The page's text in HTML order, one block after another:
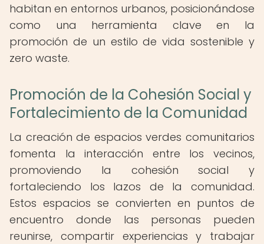
habitan en entornos urbanos, posicionándose
como una herramienta clave en la
promoción de un estilo de vida sostenible y
zero waste.
Promoción de la Cohesión Social y
Fortalecimiento de la Comunidad
La creación de espacios verdes comunitarios
fomenta la interacción entre los vecinos,
promoviendo la cohesión social y
fortaleciendo los lazos de la comunidad.
Estos espacios se convierten en puntos de
encuentro donde las personas pueden
reunirse, compartir experiencias y trabajar